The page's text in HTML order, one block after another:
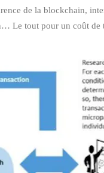
de la blockchain,
Le tout pour un coût